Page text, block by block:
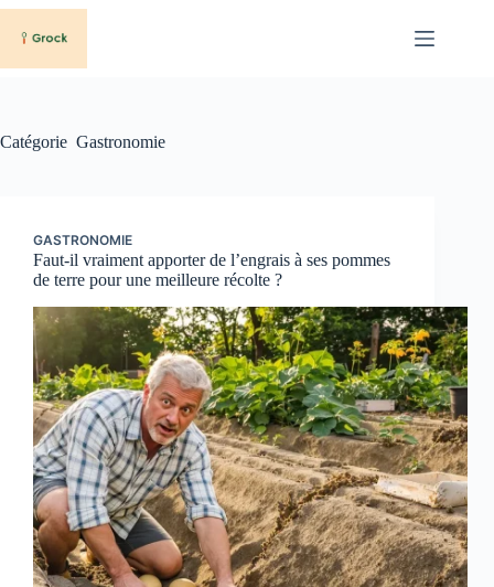
Passer
contenu
Catégorie Gastronomie
GASTRONOMIE
Faut-il vraiment apporter de l’engrais à ses pommes
de terre pour une meilleure récolte ?